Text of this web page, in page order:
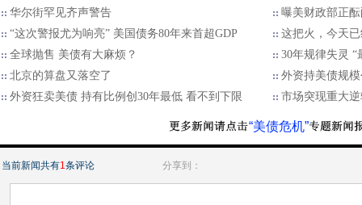
华尔街罕见齐声警告
曝美财政部正酝
“这次警报尤为响亮” 美国债务80年来首超GDP
这把火，今天
全球抛售 美债有大麻烦？
30年规律失灵 “
北京的算盘又落空了
外资持美债规
外资狂卖美债 持有比例创30年最低 看不到下限
市场突现重大
“美债危机”
当前新闻共有1条评论 分享到：